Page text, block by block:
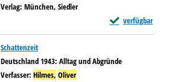
Verlag: München, Siedler
verfügbar
Exemplar-Details
Schattenzeit
Deutschland 1943: Alltag und Abgründe
Verfasser: Hilmes, OliverSuche nach diesem Verfasser